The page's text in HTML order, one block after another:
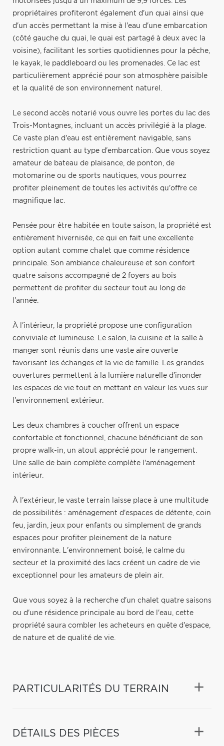
propriétaires profiteront également d'un quai ainsi que
d'un accès permettant la mise à l'eau d'une embarcation
(côté gauche du quai, le quai est partagé à deux avec la
voisine), facilitant les sorties quotidiennes pour la pêche,
le kayak, le paddleboard ou les promenades. Ce lac est
particulièrement apprécié pour son atmosphère paisible
et la qualité de son environnement naturel.
Le second accès notarié vous ouvre les portes du lac des
Trois-Montagnes, incluant un accès privilégié à la plage.
Ce vaste plan d'eau est entièrement navigable, sans
restriction quant au type d'embarcation. Que vous soyez
amateur de bateau de plaisance, de ponton, de
motomarine ou de sports nautiques, vous pourrez
profiter pleinement de toutes les activités qu'offre ce
magnifique lac.
Pensée pour être habitée en toute saison, la propriété est
entièrement hivernisée, ce qui en fait une excellente
option autant comme chalet que comme résidence
principale. Son ambiance chaleureuse et son confort
quatre saisons accompagné de 2 foyers au bois
permettent de profiter du secteur tout au long de
l'année.
À l'intérieur, la propriété propose une configuration
conviviale et lumineuse. Le salon, la cuisine et la salle à
manger sont réunis dans une vaste aire ouverte
favorisant les échanges et la vie de famille. Les grandes
ouvertures permettent à la lumière naturelle d'inonder
les espaces de vie tout en mettant en valeur les vues sur
l'environnement extérieur.
Les deux chambres à coucher offrent un espace
confortable et fonctionnel, chacune bénéficiant de son
propre walk-in, un atout apprécié pour le rangement.
Une salle de bain complète complète l'aménagement
intérieur.
À l'extérieur, le vaste terrain laisse place à une multitude
de possibilités : aménagement d'espaces de détente, coin
feu, jardin, jeux pour enfants ou simplement de grands
espaces pour profiter pleinement de la nature
environnante. L'environnement boisé, le calme du
secteur et la proximité des lacs créent un cadre de vie
exceptionnel pour les amateurs de plein air.
Que vous soyez à la recherche d'un chalet quatre saisons
ou d'une résidence principale au bord de l'eau, cette
propriété saura combler les acheteurs en quête d'espace,
de nature et de qualité de vie.
PARTICULARITÉS DU TERRAIN
DÉTAILS DES PIÈCES